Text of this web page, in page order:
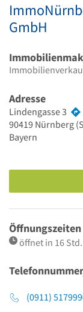
GmbH
Adresse
Lindengasse 3
90419 Nürnberg
Bayern
Öffnungszeiten
öffnet in 16
(0911)